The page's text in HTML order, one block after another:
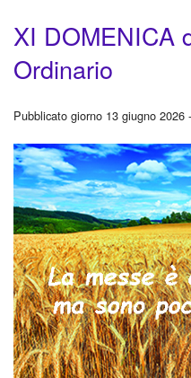
XI DOMENICA
Ordinario
Pubblicato giorno 13 giugno 2026 -